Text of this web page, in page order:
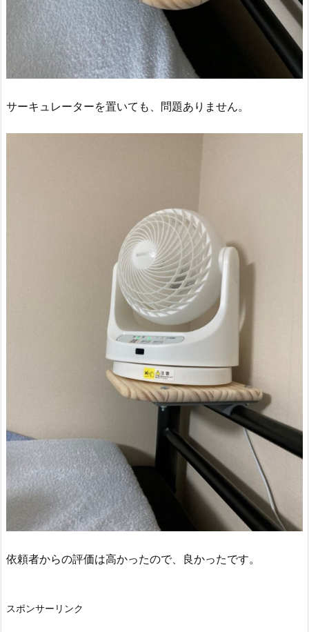
サーキュレーターを置いても、問題ありません。
依頼者からの評価は高かったので、良かったです。
スポンサーリンク